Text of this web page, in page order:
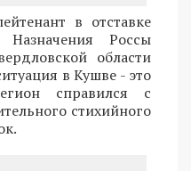
в отставке
Назначения Россы
области
в Кушве - это
справился с
стихийного